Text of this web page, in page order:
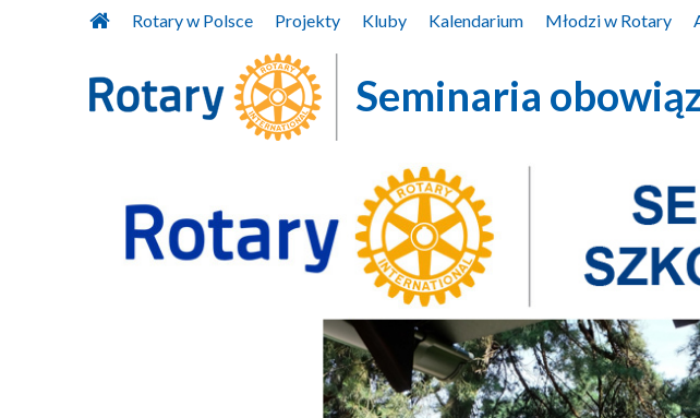
PrzejdźRotary w Polsce Projekty Kluby Kalendarium Młodzi w Rotary
Seminaria